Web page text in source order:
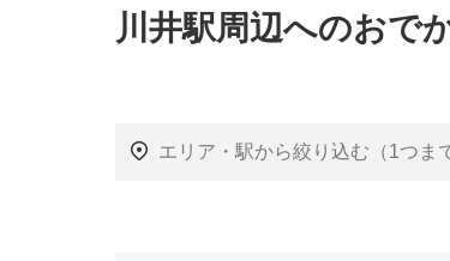
川井駅周辺へのおで